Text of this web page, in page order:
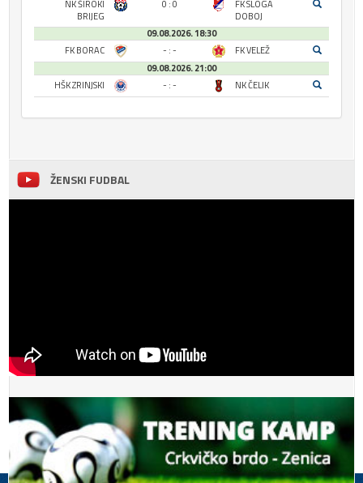
NK ŠIROKI
BRIJEG
0 : 0
FK SLOGA
DOBOJ
09.08.2026. 18:30
FK BORAC
- : -
FK VELEŽ
09.08.2026. 21:00
HŠK ZRINJSKI
- : - NK ČELIK
ŽENSKI FUDBAL